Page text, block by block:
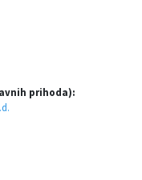
prihoda):